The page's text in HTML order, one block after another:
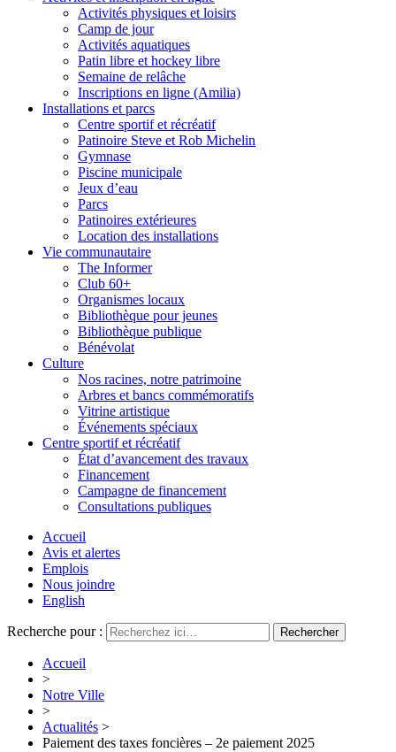
Activités physiques et loisirs
Camp de jour
Activités aquatiques
Patin libre et hockey libre
Semaine de relâche
Inscriptions en ligne (Amilia)
Installations et parcs
Centre sportif et récréatif
Patinoire Steve et Rob Michelin
Gymnase
Piscine municipale
Jeux d’eau
Parcs
Patinoires extérieures
Location des installations
Vie communautaire
The Informer
Club 60+
Organismes locaux
Bibliothèque pour jeunes
Bibliothèque publique
Bénévolat
Culture
Nos racines, notre patrimoine
Arbres et bancs commémoratifs
Vitrine artistique
Événements spéciaux
Centre sportif et récréatif
État d’avancement des travaux
Financement
Campagne de financement
Consultations publiques
Accueil
Avis et alertes
Emplois
Nous joindre
English
Recherche pour :
Accueil
>
Notre Ville
>
Actualités >
Paiement des taxes foncières – 2e paiement 2025